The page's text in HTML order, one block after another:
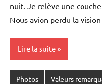
nuit. Je relève une
Nous avion perdu la
Lire la suite
Photos Valeurs